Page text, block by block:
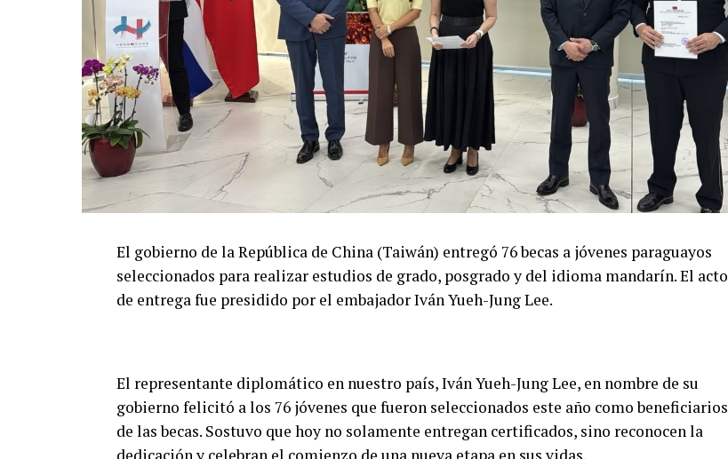
El gobierno de la República de China (Taiwán) entregó 76 becas a jóvenes paraguayos
seleccionados para realizar estudios de grado, posgrado y del idioma mandarín. El acto
de entrega fue presidido por el embajador Iván Yueh-Jung Lee.
El representante diplomático en nuestro país, Iván Yueh-Jung Lee, en nombre de su
gobierno felicitó a los 76 jóvenes que fueron seleccionados este año como beneficiarios
de las becas. Sostuvo que hoy no solamente entregan certificados, sino reconocen la
dedicación y celebran el comienzo de una nueva etapa en sus vidas.